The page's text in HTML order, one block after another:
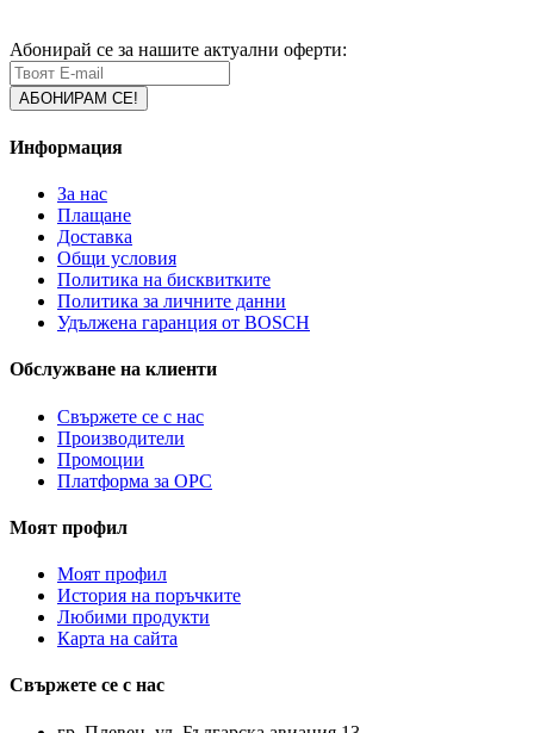
Абонирай се за нашите актуални оферти:
Информация
За нас
Плащане
Доставка
Общи условия
Политика на бисквитките
Политика за личните данни
Удължена гаранция от BOSCH
Обслужване на клиенти
Свържете се с нас
Производители
Промоции
Платформа за ОРС
Моят профил
Моят профил
История на поръчките
Любими продукти
Карта на сайта
Свържете се с нас